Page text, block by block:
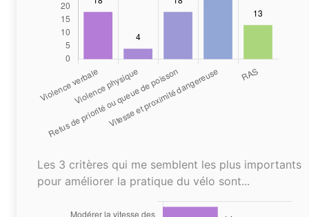
Les 3 critères qui me semblent les plus importants
pour améliorer la pratique du vélo sont...